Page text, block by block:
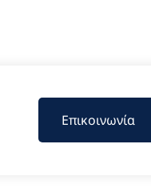
Επικοινωνία